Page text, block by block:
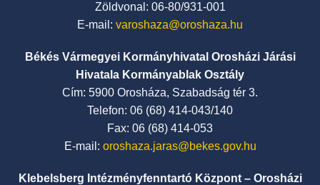
Zöldvonal: 06-80/931-001
E-mail: varoshaza@oroshaza.hu
Békés Vármegyei Kormányhivatal Orosházi Járási
Hivatala Kormányablak Osztály
Cím: 5900 Orosháza, Szabadság tér 3.
Telefon: 06 (68) 414-043/140
Fax: 06 (68) 414-053
E-mail: oroshaza.jaras@bekes.gov.hu
Klebelsberg Intézményfenntartó Központ – Orosházi